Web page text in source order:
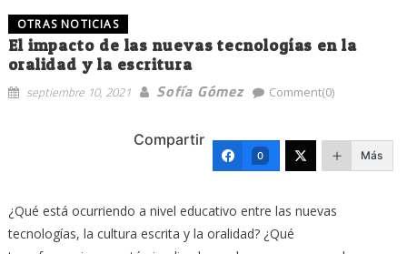
OTRAS NOTICIAS
El impacto de las nuevas tecnologías en la
oralidad y la escritura
septiembre 10, 2021 Sofía Gómez Comment(0)
Compartir
0 Más
¿Qué está ocurriendo a nivel educativo entre las nuevas
tecnologías, la cultura escrita y la oralidad? ¿Qué